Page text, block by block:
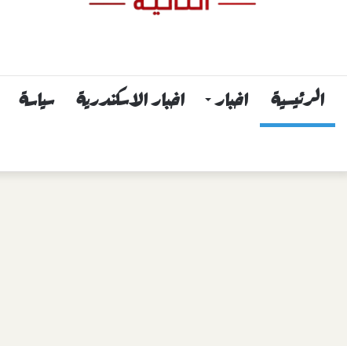
الرئيسية اخبار اخبار الاسكندرية سياسة